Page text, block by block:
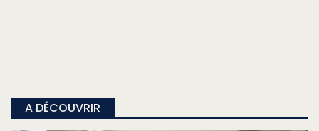
A DÉCOUVRIR